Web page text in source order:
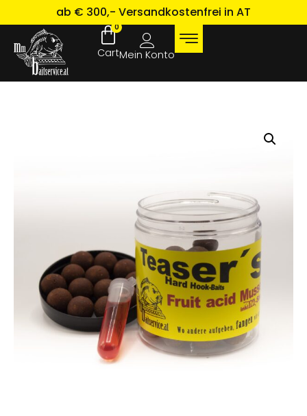
ab € 300,- Versandkostenfrei in AT
0
Mein Konto